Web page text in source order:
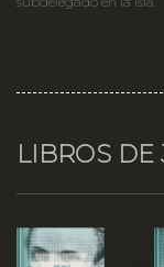
LIBROS DE